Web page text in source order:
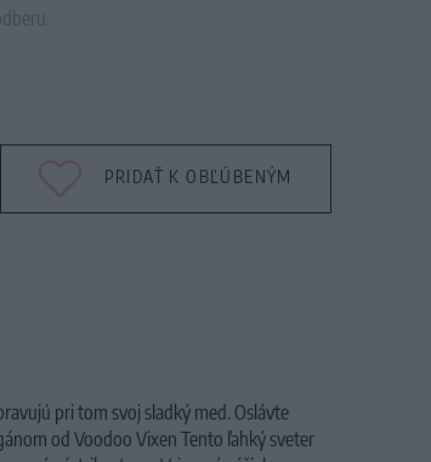
PRIDAŤ K OBĽÚBENÝM
pri tom svoj sladký med. Oslávte
od Voodoo Vixen Tento ľahký sveter